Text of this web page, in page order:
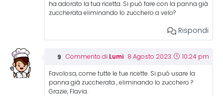
ha adorato la tua ricetta. Si può fare con la panna già
zuccherata eliminando lo zucchero a velo?
Rispondi
Commento di Lumi 8 Agosto 2023 10:24 pm
Favolosa, come tutte le tue ricette. Si può usare la
panna già zuccherata , eliminando lo zucchero ?
Grazie, Flavia.